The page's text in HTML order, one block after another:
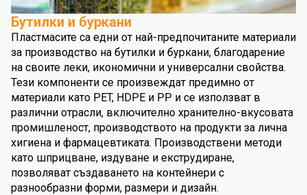
Бутилки и буркани
Пластмасите са едни от най-предпочитаните материали
за производство на бутилки и буркани, благодарение
на своите леки, икономични и универсални свойства.
Тези компоненти се произвеждат предимно от
материали като PET, HDPE и PP и се използват в
различни отрасли, включително хранително-вкусовата
промишленост, производството на продукти за лична
хигиена и фармацевтиката. Производствени методи
като шприцване, издуване и екструдиране,
позволяват създаването на контейнери с
разнообразни форми, размери и дизайн.